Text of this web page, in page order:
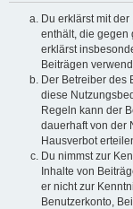
Du erklärst mit
enthält, die gegen
erklärst
Beiträgen
Der Betreiber des
diese
Regeln kann der
dauerhaft von der
Hausverbot
Du nimmst zur
Inhalte von
er nicht zur
Benutzerkonto,